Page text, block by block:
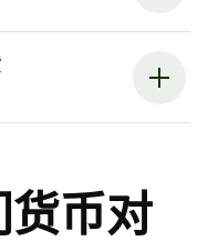
货币对